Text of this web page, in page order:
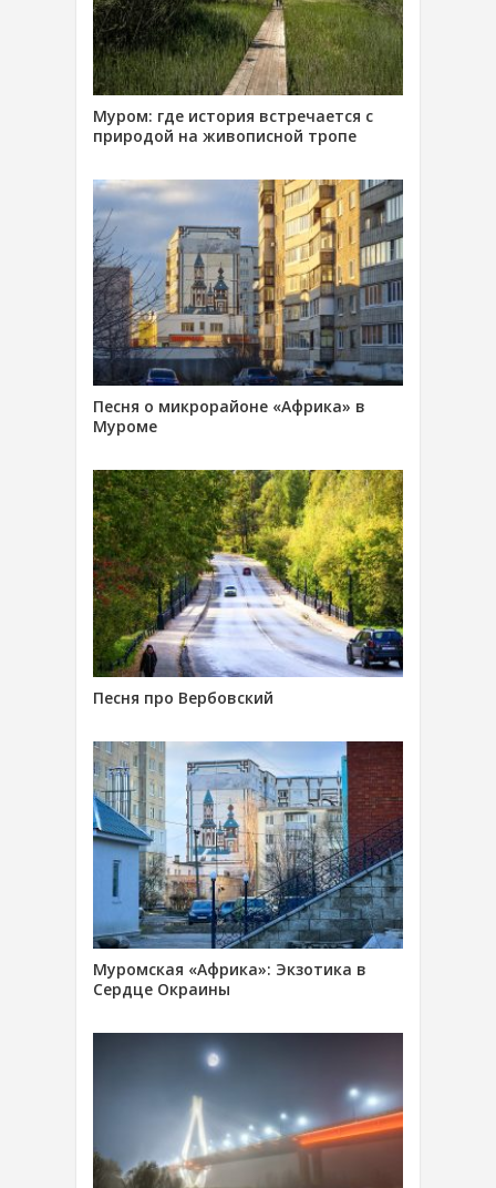
Муром: где история встречается с
природой на живописной тропе
Песня о микрорайоне «Африка» в
Муроме
Песня про Вербовский
Муромская «Африка»: Экзотика в
Сердце Окраины